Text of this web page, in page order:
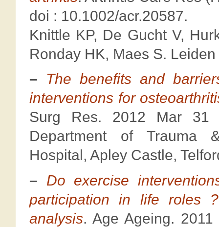
doi : 10.1002/acr.20587.
Knittle KP, De Gucht V,
Ronday HK, Maes S.
–
The benefits and
interventions for
Surg Res. 2012 Mar 31
Department of Trauma
Hospital, Apley Castle,
–
Do exercise
participation in life roles
analysis. Age Ageing.